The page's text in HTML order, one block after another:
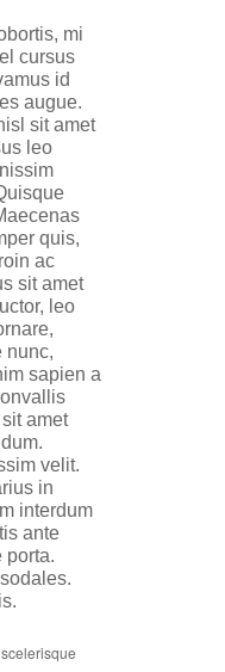
mi
cursus
id
augue.
sit amet
leo
quis,
ac
sit amet
leo
nunc,
sapien a
amet
velit.
in
interdum
ante
porta.